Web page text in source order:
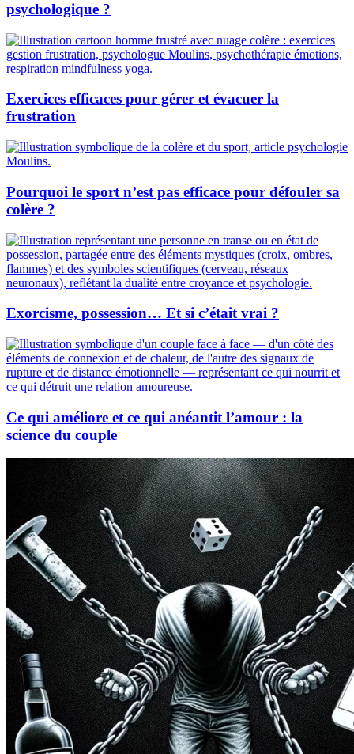
psychologique ?
Exercices efficaces pour gérer et évacuer la
frustration
Pourquoi le sport n’est pas efficace pour défouler sa
colère ?
Exorcisme, possession… Et si c’était vrai ?
Ce qui améliore et ce qui anéantit l’amour : la
science du couple